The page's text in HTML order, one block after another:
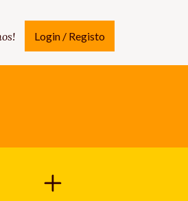
Login / Registo